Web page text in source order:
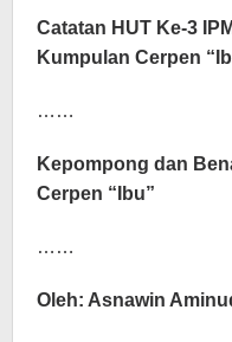
Catatan HUT Ke-3
Kumpulan Cerpen
……
Kepompong dan
Cerpen “Ibu”
……
Oleh: Asnawin